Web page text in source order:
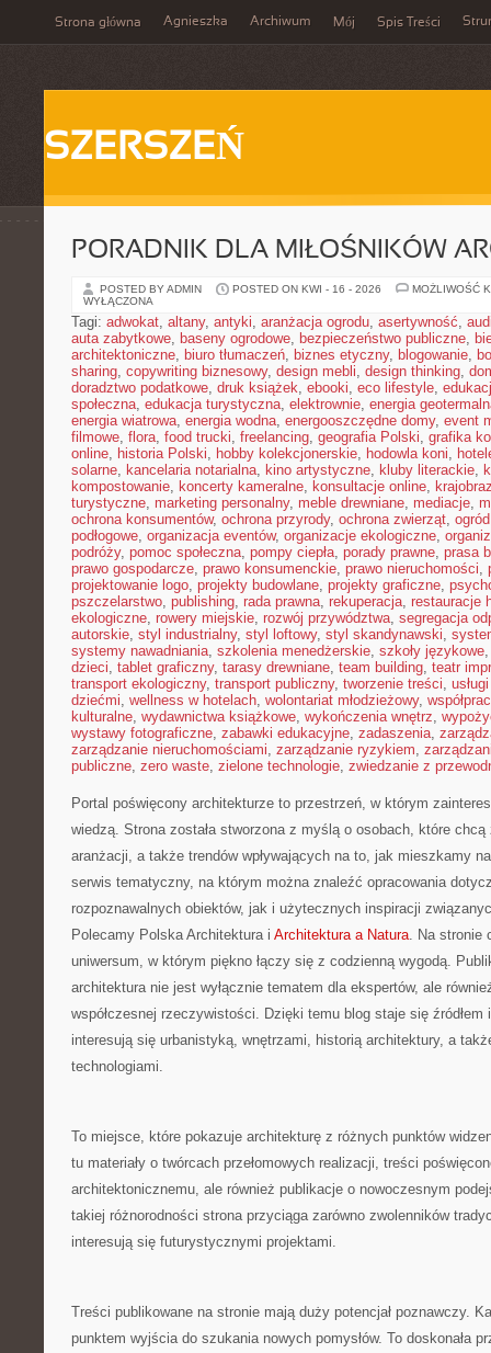
Strona główna Agnieszka Archiwum Mój Spis Treści
SZERSZEŃ
PORADNIK DLA MIŁOŚNIKÓW
POSTED BY ADMIN POSTED ON KWI - 16 - 2026
MOŻLIWOŚĆ
WYŁĄCZONA
Tagi: adwokat, altany, antyki, aranżacja ogrodu, asertywność,
auta zabytkowe, baseny ogrodowe, bezpieczeństwo publiczne,
architektoniczne, biuro tłumaczeń, biznes etyczny, blogowanie,
sharing, copywriting biznesowy, design mebli, design thinking,
doradztwo podatkowe, druk książek, ebooki, eco lifestyle,
społeczna, edukacja turystyczna, elektrownie, energia
energia wiatrowa, energia wodna, energooszczędne domy, event
filmowe, flora, food trucki, freelancing, geografia Polski, grafika
online, historia Polski, hobby kolekcjonerskie, hodowla koni,
solarne, kancelaria notarialna, kino artystyczne, kluby literackie,
kompostowanie, koncerty kameralne, konsultacje online,
turystyczne, marketing personalny, meble drewniane, mediacje,
ochrona konsumentów, ochrona przyrody, ochrona zwierząt,
podłogowe, organizacja eventów, organizacje ekologiczne,
podróży, pomoc społeczna, pompy ciepła, porady prawne, prasa
prawo gospodarcze, prawo konsumenckie, prawo nieruchomości,
projektowanie logo, projekty budowlane, projekty graficzne,
pszczelarstwo, publishing, rada prawna, rekuperacja, restauracje
ekologiczne, rowery miejskie, rozwój przywództwa, segregacja
autorskie, styl industrialny, styl loftowy, styl skandynawski,
systemy nawadniania, szkolenia menedżerskie, szkoły językowe
dzieci, tablet graficzny, tarasy drewniane, team building, teatr
transport ekologiczny, transport publiczny, tworzenie treści,
dziećmi, wellness w hotelach, wolontariat młodzieżowy,
kulturalne, wydawnictwa książkowe, wykończenia wnętrz,
wystawy fotograficzne, zabawki edukacyjne, zadaszenia,
zarządzanie nieruchomościami, zarządzanie ryzykiem,
publiczne, zero waste, zielone technologie, zwiedzanie z
Portal poświęcony architekturze to przestrzeń, w którym
wiedzą. Strona została stworzona z myślą o osobach, które chcą
aranżacji, a także trendów wpływających na to, jak mieszkamy
serwis tematyczny, na którym można znaleźć opracowania
rozpoznawalnych obiektów, jak i użytecznych inspiracji
Polecamy Polska Architektura i Architektura a Natura. Na stronie
uniwersum, w którym piękno łączy się z codzienną wygodą.
architektura nie jest wyłącznie tematem dla ekspertów, ale
współczesnej rzeczywistości. Dzięki temu blog staje się
interesują się urbanistyką, wnętrzami, historią architektury, a
technologiami.
To miejsce, które pokazuje architekturę z różnych punktów
tu materiały o twórcach przełomowych realizacji, treści
architektonicznemu, ale również publikacje o nowoczesnym
takiej różnorodności strona przyciąga zarówno zwolenników
interesują się futurystycznymi projektami.
Treści publikowane na stronie mają duży potencjał poznawczy.
punktem wyjścia do szukania nowych pomysłów. To doskonała